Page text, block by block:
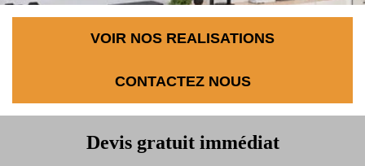
VOIR NOS REALISATIONS
CONTACTEZ NOUS
Devis gratuit immédiat